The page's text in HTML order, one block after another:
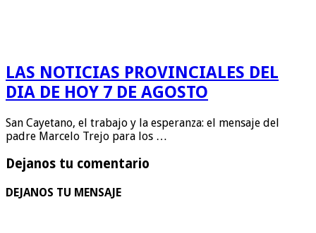
LAS NOTICIAS PROVINCIALES DEL
DIA DE HOY 7 DE AGOSTO
San Cayetano, el trabajo y la esperanza: el mensaje del
padre Marcelo Trejo para los …
Dejanos tu comentario
DEJANOS TU MENSAJE